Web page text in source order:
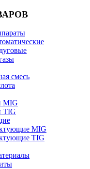
смесь
MIG
TIG
MIG
TIG